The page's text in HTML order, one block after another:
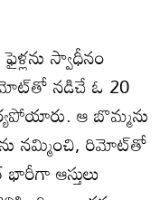
స్వాధీనం
నడిచే ఓ 20
ఆ బొమ్మను
నమ్మించి, రిమోట్‌తో
ఆస్తులు